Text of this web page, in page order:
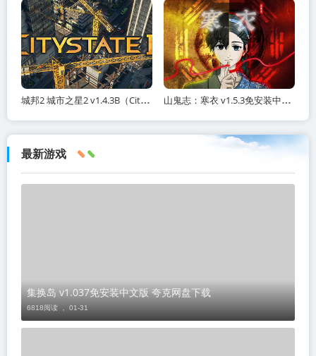
城邦2 城市之星2 v1.4.3B（Citystate II）免安装中文版 山鬼志：寒衣 v1.5.3免安装中文版 夸克网盘下载
最新游戏
集换岛 v1.037免安装中文版 夸克网盘下载
6818阅读 ， 01-31